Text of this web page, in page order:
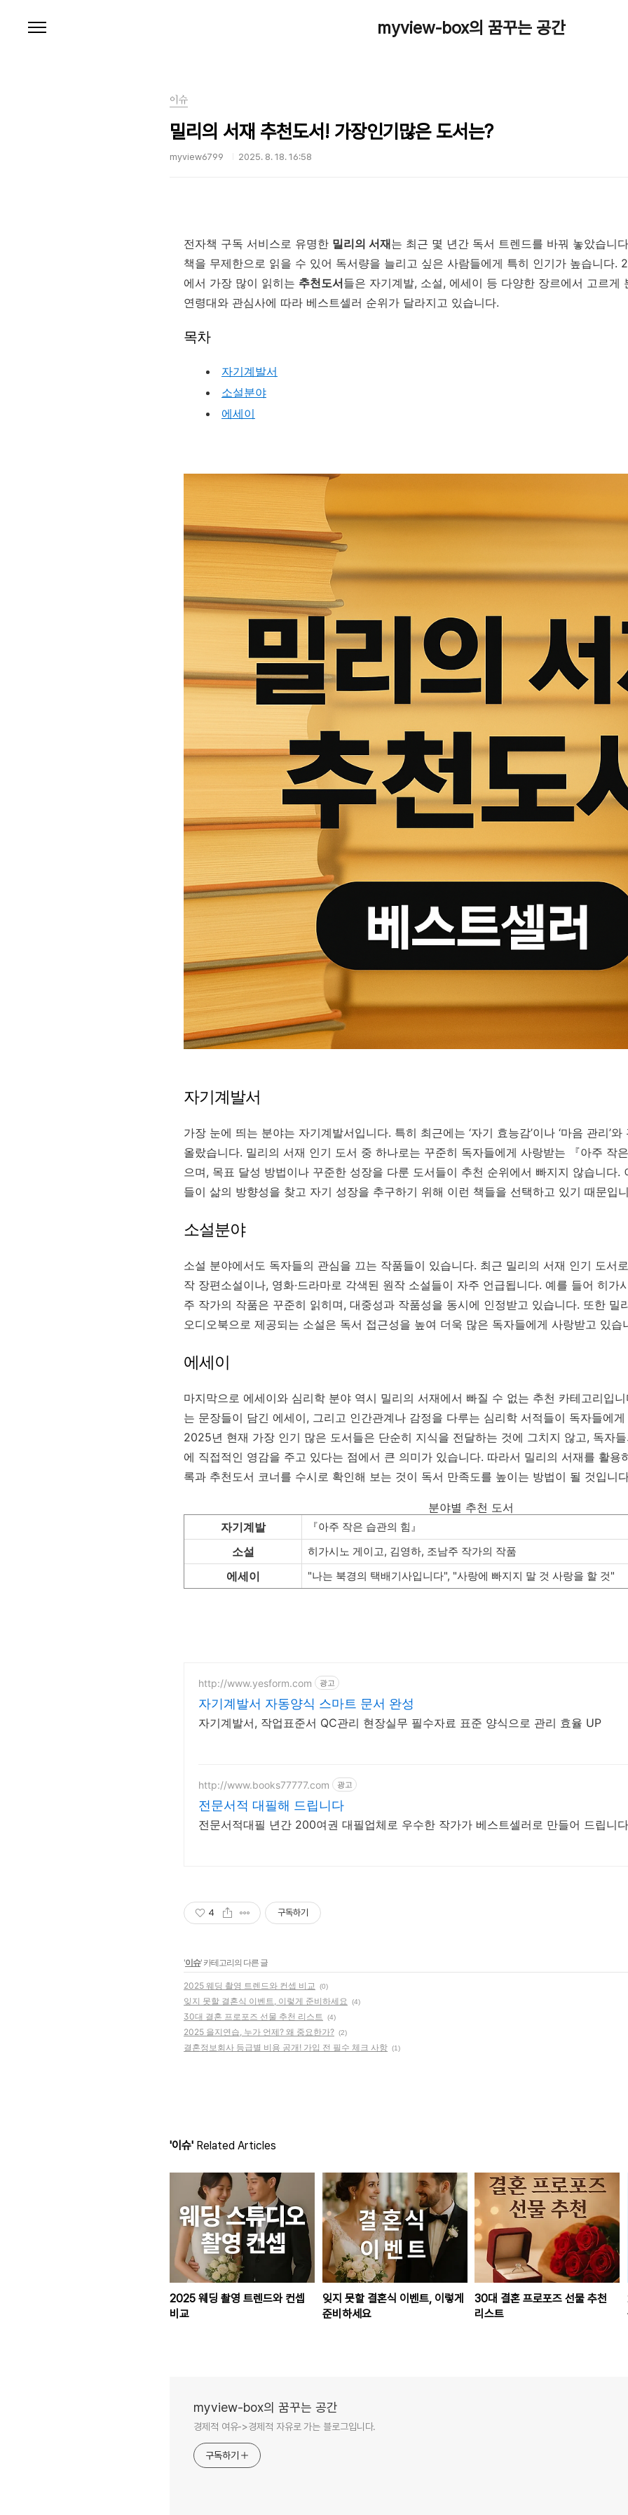
myview-box의 꿈꾸는 공간
이슈
밀리의 서재 추천도서! 가장인기많은 도서는?
myview6799 2025. 8. 18. 16:58
전자책 구독 서비스로 유명한 밀리의 서재는 최근 몇 년간 독서 트렌드를 바꿔 놓았습니
책을 무제한으로 읽을 수 있어 독서량을 늘리고 싶은 사람들에게 특히 인기가 높습니다.
에서 가장 많이 읽히는 추천도서들은 자기계발, 소설, 에세이 등 다양한 장르에서 고르게
연령대와 관심사에 따라 베스트셀러 순위가 달라지고 있습니다.
목차
자기계발서
소설분야
에세이
자기계발서
가장 눈에 띄는 분야는 자기계발서입니다. 특히 최근에는 ‘자기 효능감’이나 ‘마음 관리’
올랐습니다. 밀리의 서재 인기 도서 중 하나로는 꾸준히 독자들에게 사랑받는 『아주 작
으며, 목표 달성 방법이나 꾸준한 성장을 다룬 도서들이 추천 순위에서 빠지지 않습니다.
들이 삶의 방향성을 찾고 자기 성장을 추구하기 위해 이런 책들을 선택하고 있기 때문입
소설분야
소설 분야에서도 독자들의 관심을 끄는 작품들이 있습니다. 최근 밀리의 서재 인기 도서
작 장편소설이나, 영화·드라마로 각색된 원작 소설들이 자주 언급됩니다. 예를 들어 히가
주 작가의 작품은 꾸준히 읽히며, 대중성과 작품성을 동시에 인정받고 있습니다. 또한 밀
오디오북으로 제공되는 소설은 독서 접근성을 높여 더욱 많은 독자들에게 사랑받고 있습
에세이
마지막으로 에세이와 심리학 분야 역시 밀리의 서재에서 빠질 수 없는 추천 카테고리입
는 문장들이 담긴 에세이, 그리고 인간관계나 감정을 다루는 심리학 서적들이 독자들에
2025년 현재 가장 인기 많은 도서들은 단순히 지식을 전달하는 것에 그치지 않고, 독자
에 직접적인 영감을 주고 있다는 점에서 큰 의미가 있습니다. 따라서 밀리의 서재를 활용
록과 추천도서 코너를 수시로 확인해 보는 것이 독서 만족도를 높이는 방법이 될 것입니
분야별 추천 도서
자기계발
『아주 작은 습관의 힘』
소설 히가시노 게이고, 김영하, 조남주 작가의 작품
에세이 "나는 북경의 택배기사입니다", "사랑에 빠지지 말 것 사랑을 할 것"
http://www.yesform.com 광고
자기계발서 자동양식 스마트 문서 완성
자기계발서, 작업표준서 QC관리 현장실무 필수자료 표준 양식으로 관리 효율 UP
http://www.books77777.com 광고
전문서적 대필해 드립니다
전문서적대필 년간 200여권 대필업체로 우수한 작가가 베스트셀러로 만들어 드립니다
4 구독하기
'이슈' 카테고리의 다른 글
2025 웨딩 촬영 트렌드와 컨셉 비교 (0)
잊지 못할 결혼식 이벤트, 이렇게 준비하세요 (4)
30대 결혼 프로포즈 선물 추천 리스트 (4)
2025 을지연습, 누가 언제? 왜 중요한가? (2)
결혼정보회사 등급별 비용 공개! 가입 전 필수 체크 사항 (1)
'이슈' Related Articles
2025 웨딩 촬영 트렌드와 컨셉
비교
잊지 못할 결혼식 이벤트, 이렇게
준비하세요
30대 결혼 프로포즈 선물 추천
리스트
myview-box의 꿈꾸는 공간
경제적 여유->경제적 자유로 가는 블로그입니다.
구독하기